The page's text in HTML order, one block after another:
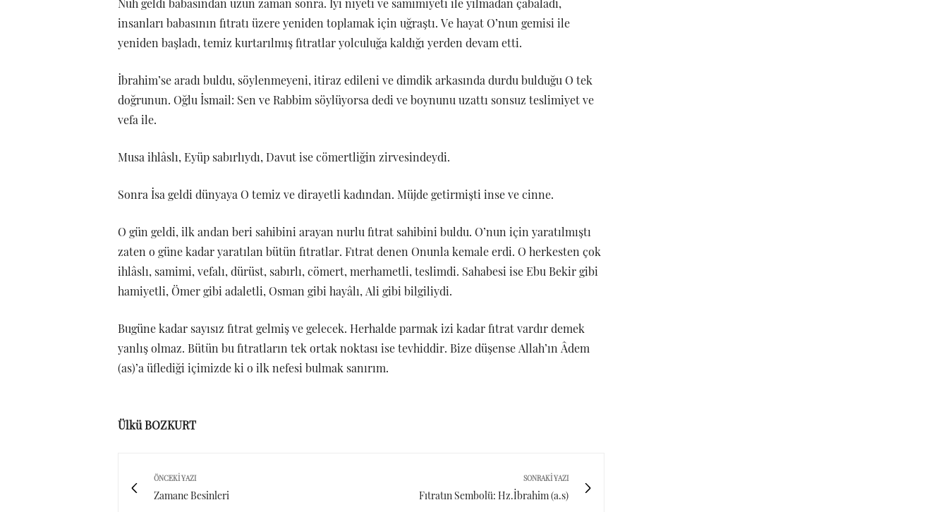
Nuh geldi babasından uzun zaman sonra. İyi niyeti ve samimiyeti ile yılmadan çabaladı,
insanları babasının fıtratı üzere yeniden toplamak için uğraştı. Ve hayat O’nun gemisi ile
yeniden başladı, temiz kurtarılmış fıtratlar yolculuğa kaldığı yerden devam etti.
İbrahim’se aradı buldu, söylenmeyeni, itiraz edileni ve dimdik arkasında durdu bulduğu O tek
doğrunun. Oğlu İsmail: Sen ve Rabbim söylüyorsa dedi ve boynunu uzattı sonsuz teslimiyet ve
vefa ile.
Musa ihlâslı, Eyüp sabırlıydı, Davut ise cömertliğin zirvesindeydi.
Sonra İsa geldi dünyaya O temiz ve dirayetli kadından. Müjde getirmişti inse ve cinne.
O gün geldi, ilk andan beri sahibini arayan nurlu fıtrat sahibini buldu. O’nun için yaratılmıştı
zaten o güne kadar yaratılan bütün fıtratlar. Fıtrat denen Onunla kemale erdi. O herkesten çok
ihlâslı, samimi, vefalı, dürüst, sabırlı, cömert, merhametli, teslimdi. Sahabesi ise Ebu Bekir gibi
hamiyetli, Ömer gibi adaletli, Osman gibi hayâlı, Ali gibi bilgiliydi.
Bugüne kadar sayısız fıtrat gelmiş ve gelecek. Herhalde parmak izi kadar fıtrat vardır demek
yanlış olmaz. Bütün bu fıtratların tek ortak noktası ise tevhiddir. Bize düşense Allah’ın Âdem
(as)’a üflediği içimizde ki o ilk nefesi bulmak sanırım.
Ülkü BOZKURT
ÖNCEKI YAZI
Zamane Besinleri
SONRAKI YAZI
Fıtratın Sembolü: Hz.İbrahim (a.s)